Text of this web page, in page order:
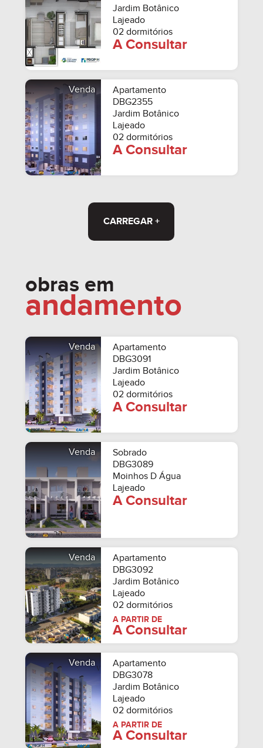
Jardim Botânico
Lajeado
02 dormitórios
A Consultar
Venda
Apartamento
DBG2355
Jardim Botânico
Lajeado
02 dormitórios
A Consultar
CARREGAR +
obras em
andamento
Venda
Apartamento
DBG3091
Jardim Botânico
Lajeado
02 dormitórios
A Consultar
Venda
Sobrado
DBG3089
Moinhos D Água
Lajeado
A Consultar
Venda
Apartamento
DBG3092
Jardim Botânico
Lajeado
02 dormitórios
A PARTIR DE
A Consultar
Venda
Apartamento
DBG3078
Jardim Botânico
Lajeado
02 dormitórios
A PARTIR DE
A Consultar